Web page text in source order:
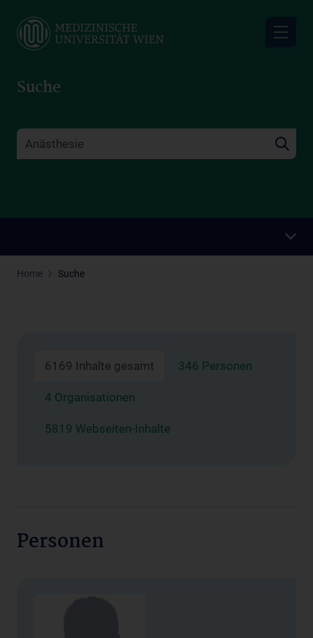
main
Suche
Home Suche
6169 Inhalte gesamt 346 Personen
4 Organisationen
5819 Webseiten-Inhalte
Personen